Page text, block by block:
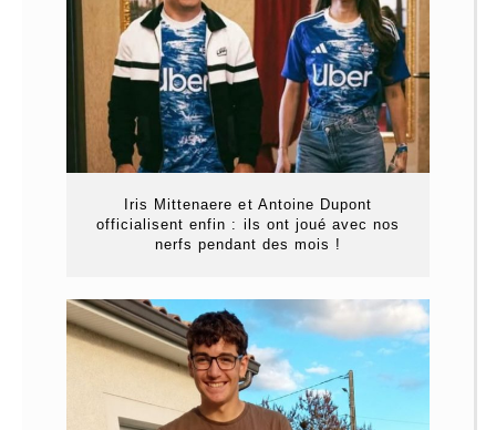
Iris Mittenaere et Antoine Dupont
officialisent enfin : ils ont joué avec nos
nerfs pendant des mois !